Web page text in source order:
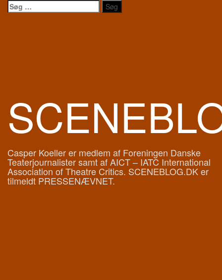
Videre
Søg
efter:
Casper Koeller er medlem af Foreningen Danske
Teaterjournalister samt af AICT – IATC International
Association of Theatre Critics. SCENEBLOG.DK er
tilmeldt PRESSENÆVNET.